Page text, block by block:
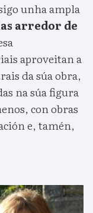
unha ampla
arredor de
aproveitan a
da súa obra,
na súa figura
con obras
e, tamén,